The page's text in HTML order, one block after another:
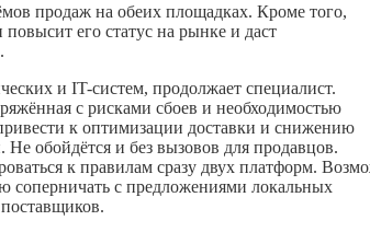
продаж на обеих площадках. Кроме того,
его статус на рынке и даст
и IT-систем, продолжает специалист.
с рисками сбоев и необходимостью
к оптимизации доставки и снижению
Не обойдётся и без вызовов для продавцов.
к правилам сразу двух платформ.
соперничать с предложениями локальных